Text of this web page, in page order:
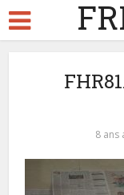
8 ans